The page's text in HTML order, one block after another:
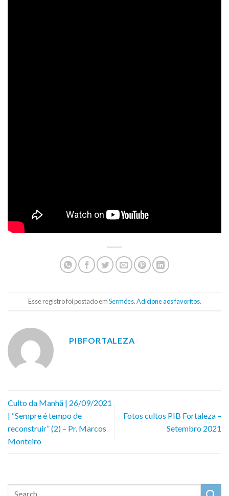
Esse registro foi postado emSermões.Adicione aos favoritos.
PIBFORTALEZA
Culto da Manhã | 26/09/2021
| “Sempre é tempo de
reconstruir” (2) – Pr. Marcos
Monteiro
Fotos cultos PIB Fortaleza –
Setembro 2021